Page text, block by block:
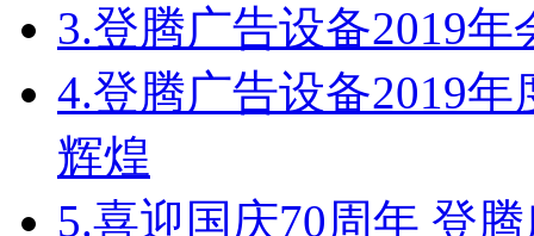
3.登腾广告设备2019
4.登腾广告设备2019
辉煌
5.喜迎国庆70周年 登